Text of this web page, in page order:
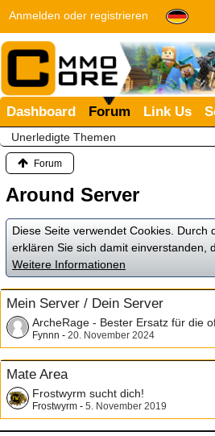
Anmelden oder registrieren
Dashboard Forum Link Us
Unerledigte Themen
Forum
Around Server
Diese Seite verwendet Cookies. Durch
erklären Sie sich damit einverstanden,
Weitere Informationen
Mein Server / Dein Server
ArcheRage - Bester Ersatz für die
Fynnn - 20. November 2024
Mate Area
Frostwyrm sucht dich!
Frostwyrm - 5. November 2019